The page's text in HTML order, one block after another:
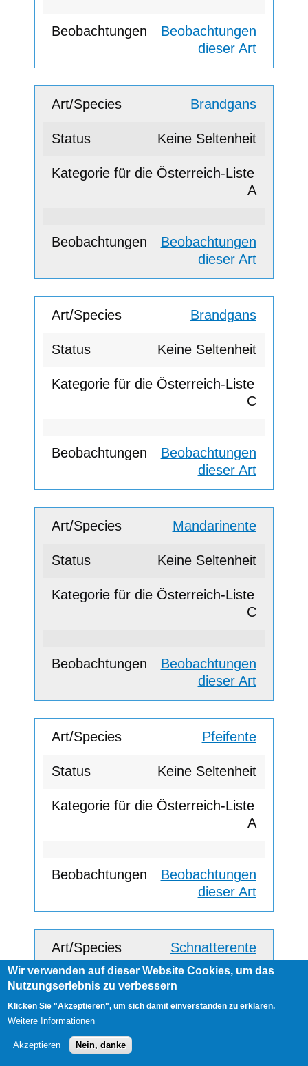
Beobachtungen
dieser Art
Brandgans
Keine Seltenheit
A
Beobachtungen
dieser Art
Brandgans
Keine Seltenheit
C
Beobachtungen
dieser Art
Mandarinente
Keine Seltenheit
C
Beobachtungen
dieser Art
Pfeifente
Keine Seltenheit
A
Beobachtungen
dieser Art
Schnatterente
Keine Seltenheit
Wir verwenden auf dieser Website Cookies, um das
Nutzungserlebnis zu verbessern
Klicken Sie "Akzeptieren", um sich damit einverstanden zu erklären.
Weitere Informationen
Akzeptieren Nein, danke